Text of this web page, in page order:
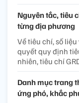
Nguyên tắc, tiêu
từng địa phương
Về tiêu chí, số
quyết quy định
nhiên, tiêu chí
Danh mục trang
ứng phó, khắc